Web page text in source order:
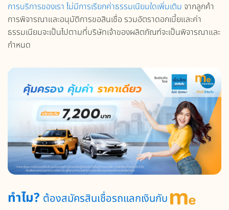
การบริการของเรา ไม่มีการเรียกค่าธรรมเนียมใดเพิ่มเติม จากลูกค้า
การพิจารณาและอนุมัติการขอสินเชื่อ รวมอัตราดอกเบี้ยและค่า
ธรรมเนียมจะเป็นไปตามที่บริษัทเจ้าของผลิตภัณฑ์จะเป็นพิจารณาและ
กำหนด
ทำไม? ต้องสมัครสินเชื่อรถแลกเงินกับ